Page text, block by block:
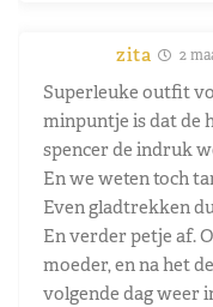
zita 2
Superleuke outfit
minpuntje is dat de
spencer de indruk
En we weten toch
Even gladtrekken
En verder petje af.
moeder, en na het
volgende dag weer